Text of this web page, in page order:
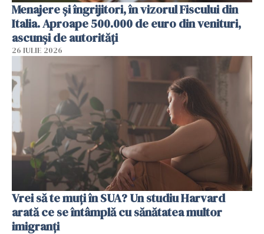
Menajere și îngrijitori, în vizorul Fiscului din
Italia. Aproape 500.000 de euro din venituri,
ascunși de autorități
26 IULIE 2026
Vrei să te muți în SUA? Un studiu Harvard
arată ce se întâmplă cu sănătatea multor
imigranți